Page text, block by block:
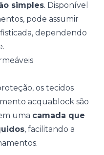
simples. Disponível
pode assumir
dependendo
os tecidos
acquablock são
uma camada que
, facilitando a